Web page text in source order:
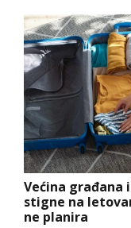
Većina građana
stigne na
ne planira